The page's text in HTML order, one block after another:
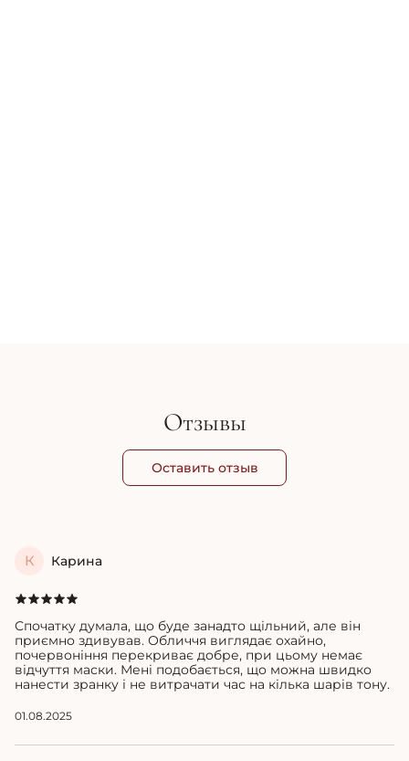
Отзывы
Оставить отзыв
К Карина
Спочатку думала, що буде занадто щільний, але він
приємно здивував. Обличчя виглядає охайно,
почервоніння перекриває добре, при цьому немає
відчуття маски. Мені подобається, що можна швидко
нанести зранку і не витрачати час на кілька шарів тону.
01.08.2025